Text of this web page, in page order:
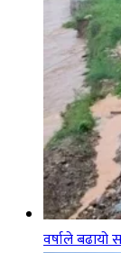
वर्षाले बढायो